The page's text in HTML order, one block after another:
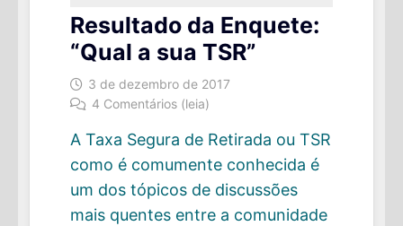
Resultado da Enquete:
“Qual a sua TSR”
3 de dezembro de 2017
4 Comentários (leia)
A Taxa Segura de Retirada ou TSR
como é comumente conhecida é
um dos tópicos de discussões
mais quentes entre a comunidade